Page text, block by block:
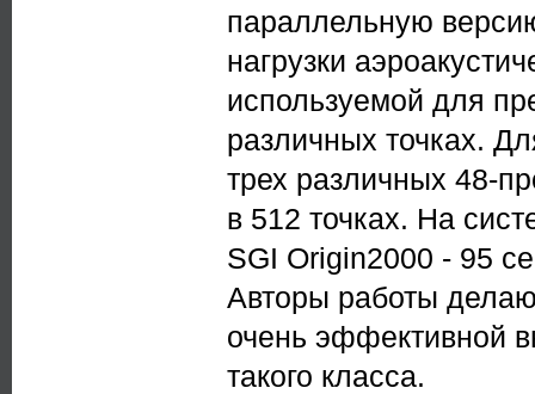
параллельную
нагрузки
используемой для
различных точках.
трех различных 48-
в 512 точках. На
SGI Origin2000 - 95
Авторы работы
очень эффективной
такого класса.